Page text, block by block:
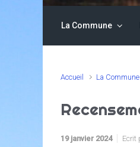
La Commune
Accueil La Commune
19 janvier 2024 Ecrit